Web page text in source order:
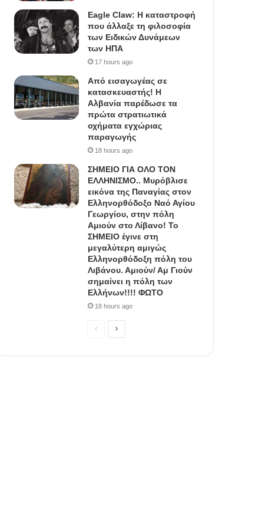
Eagle Claw: Η καταστροφή
που άλλαξε τη φιλοσοφία
των Ειδικών Δυνάμεων
των ΗΠΑ
17 hours ago
Από εισαγωγέας σε
κατασκευαστής! Η
Αλβανία παρέδωσε τα
πρώτα στρατιωτικά
οχήματα εγχώριας
παραγωγής
18 hours ago
ΣΗΜΕΙΟ ΓΙΑ ΟΛΟ ΤΟΝ
ΕΛΛΗΝΙΣΜΟ.. Μυρόβλισε
εικόνα της Παναγίας στον
Ελληνορθόδοξο Ναό Αγίου
Γεωργίου, στην πόλη
Αμιούν στο Λίβανο! Το
ΣΗΜΕΙΟ έγινε στη
μεγαλύτερη αμιγώς
Ελληνορθόδοξη πόλη του
Λιβάνου. Αμιούν/ Αμ Γιούν
σημαίνει η πόλη των
Ελλήνων!!!! ΦΩΤΟ
18 hours ago
PreviousNext